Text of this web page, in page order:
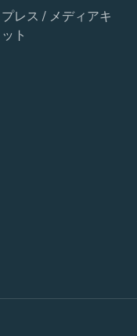
プレス / メディアキ
ット